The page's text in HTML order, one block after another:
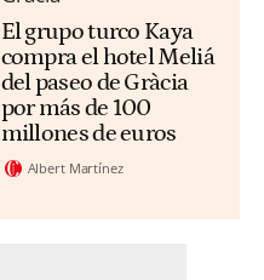
El grupo turco Kaya
compra el hotel Meliá
del paseo de Gràcia
por más de 100
millones de euros
Albert Martínez